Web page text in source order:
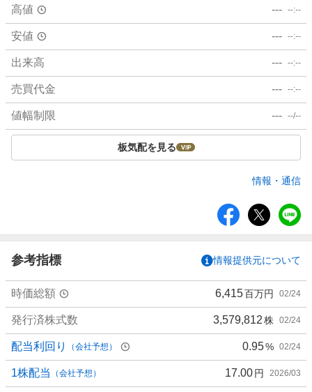
高値 --- --:--
安値 --- --:--
出来高 --- --:--
売買代金 --- --:--
値幅制限 --- --/--
板気配を見る
情報・通信
ア
参考指標 情報提供元について
時価総額 6,415百万円 02/24
発行済株式数 3,579,812株 02/24
配当利回り （会社予想） 0.95% 02/24
1株配当 （会社予想） 17.00円 2026/03